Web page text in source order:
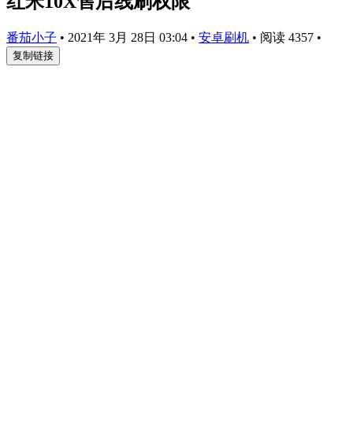
番茄小子 • 2021年 3月 28日 03:04 • 安卓刷机 • 阅读 4357 •
复制链接